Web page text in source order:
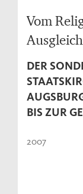
Vom
DER
BIS ZUR
2007